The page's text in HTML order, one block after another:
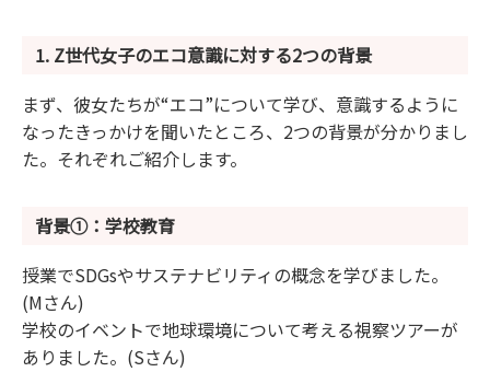
1. Z世代女子のエコ意識に対する2つの背景
まず、彼女たちが“エコ”について学び、意識するように
なったきっかけを聞いたところ、2つの背景が分かりまし
た。それぞれご紹介します。
背景①：学校教育
授業でSDGsやサステナビリティの概念を学びました。
(Mさん)
学校のイベントで地球環境について考える視察ツアーが
ありました。(Sさん)